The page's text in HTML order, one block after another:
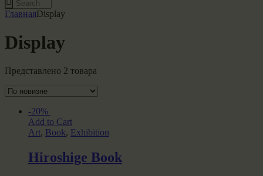
ГлавнаяDisplay
Display
Представлено 2 товара
-20%
Add to Cart
Art, Book, Exhibition
Hiroshige Book